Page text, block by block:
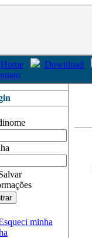
Home Download
minha